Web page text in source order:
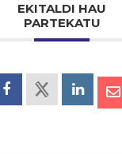
EKITALDI HAU
PARTEKATU